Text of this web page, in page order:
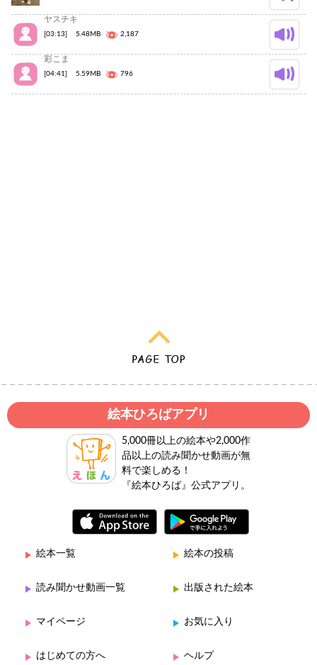
ヤスチキ
[03:13] 5.48MB 2,187
彩こま
[04:41] 5.59MB 796
絵本ひろばアプリ
5,000冊以上の絵本や2,000作
品以上の読み聞かせ動画が無
料で楽しめる！
『絵本ひろば』公式アプリ。
絵本一覧 絵本の投稿
読み聞かせ動画一覧 出版された絵本
マイページ お気に入り
はじめての方へ ヘルプ